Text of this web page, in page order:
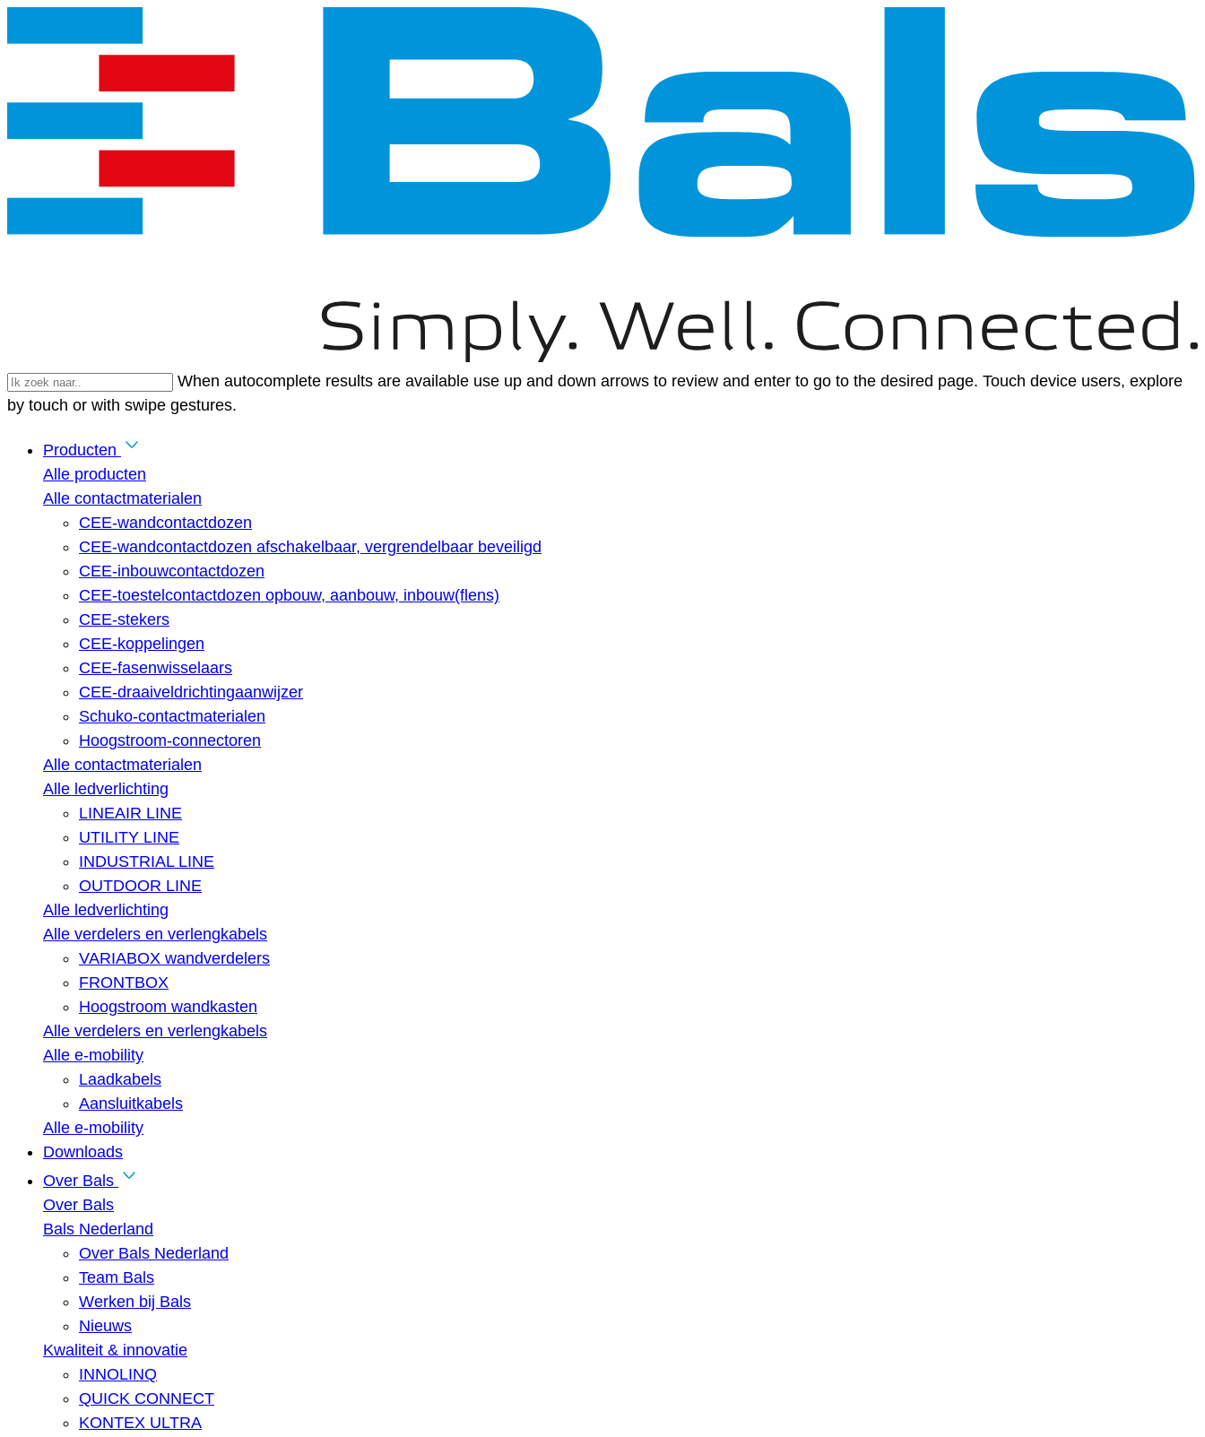
When autocomplete results are available use up and down arrows to review and enter to go to the desired page. Touch device users, explore
by touch or with swipe gestures.
Producten
Alle producten
Alle contactmaterialen
CEE-wandcontactdozen
CEE-wandcontactdozen afschakelbaar, vergrendelbaar beveiligd
CEE-inbouwcontactdozen
CEE-toestelcontactdozen opbouw, aanbouw, inbouw(flens)
CEE-stekers
CEE-koppelingen
CEE-fasenwisselaars
CEE-draaiveldrichtingaanwijzer
Schuko-contactmaterialen
Hoogstroom-connectoren
Alle contactmaterialen
Alle ledverlichting
LINEAIR LINE
UTILITY LINE
INDUSTRIAL LINE
OUTDOOR LINE
Alle ledverlichting
Alle verdelers en verlengkabels
VARIABOX wandverdelers
FRONTBOX
Hoogstroom wandkasten
Alle verdelers en verlengkabels
Alle e-mobility
Laadkabels
Aansluitkabels
Alle e-mobility
Downloads
Over Bals
Over Bals
Bals Nederland
Over Bals Nederland
Team Bals
Werken bij Bals
Nieuws
Kwaliteit & innovatie
INNOLINQ
QUICK CONNECT
KONTEX ULTRA